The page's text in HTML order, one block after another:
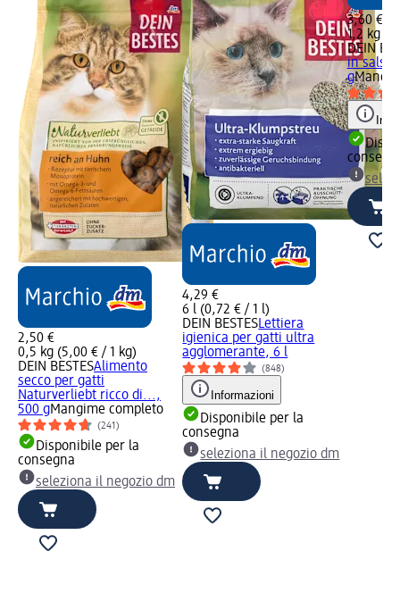
2,50 €
0,5 kg (5,00 € / 1 kg)
DEIN BESTESAlimento
secco per gatti
Naturverliebt ricco di...,
500 gMangime completo
(241)
Disponibile per la
consegna
seleziona il negozio dm
4,29 €
6 l (0,72 € / 1 l)
DEIN BESTESLettiera
igienica per gatti ultra
agglomerante, 6 l
(848)
Informazioni
Disponibile per la
consegna
seleziona il negozio dm
3,60 €
1,2 kg
DEIN
in salsa
g